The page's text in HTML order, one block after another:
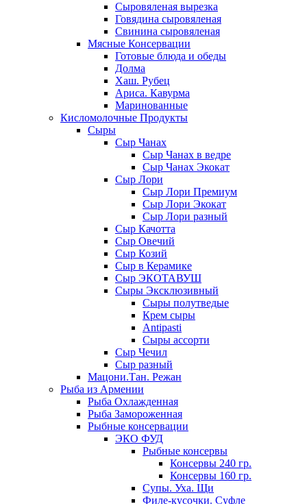
Сыровяленая вырезка
Говядина сыровяленая
Свинина сыровяленая
Мясные Консервации
Готовые блюда и обеды
Долма
Хаш. Рубец
Ариса. Кавурма
Маринованные
Кисломолочные Продукты
Сыры
Сыр Чанах
Сыр Чанах в ведре
Сыр Чанах Экокат
Сыр Лори
Сыр Лори Премиум
Сыр Лори Экокат
Сыр Лори разный
Сыр Качотта
Сыр Овечий
Сыр Козий
Сыр в Керамике
Сыр ЭКОТАВУШ
Сыры Эксклюзивный
Сыры полутведые
Крем сыры
Antipasti
Сыры ассорти
Сыр Чечил
Сыр разный
Мацони.Тан. Режан
Рыба из Армении
Рыба Охлажденная
Рыба Замороженная
Рыбные консервации
ЭКО ФУД
Рыбные консервы
Консервы 240 гр.
Консервы 160 гр.
Супы. Уха. Щи
Филе-кусочки. Суфле